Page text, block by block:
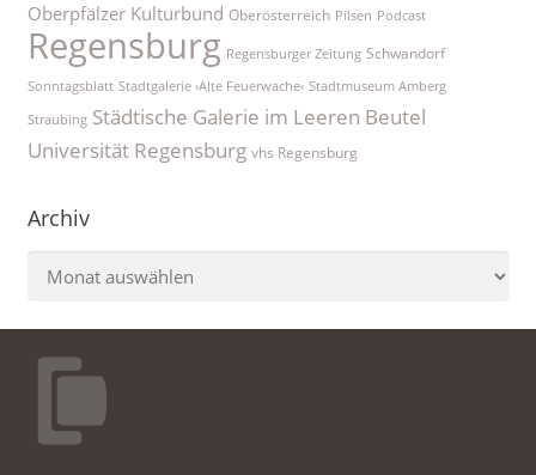
Oberpfälzer Kulturbund Oberösterreich Pilsen Podcast
Regensburg Regensburger Zeitung Schwandorf
Sonntagsblatt Stadtgalerie ›Alte Feuerwache‹ Stadtmuseum Amberg
Straubing Städtische Galerie im Leeren Beutel
Universität Regensburg vhs Regensburg
Archiv
Archiv